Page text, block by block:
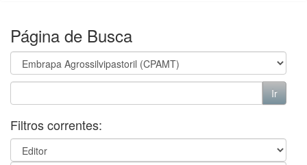
Página de Busca
Filtros correntes: